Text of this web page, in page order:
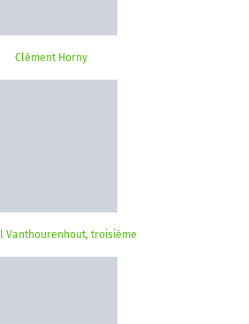
Clément Horny
Vanthourenhout, troisième